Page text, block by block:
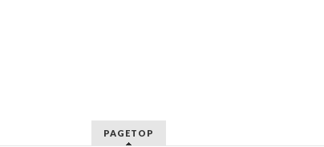
PAGETOP